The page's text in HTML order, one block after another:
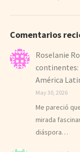
Comentarios
Roselanie
continentes:
América
May 30, 2026
Me pareció
mirada
diáspora…